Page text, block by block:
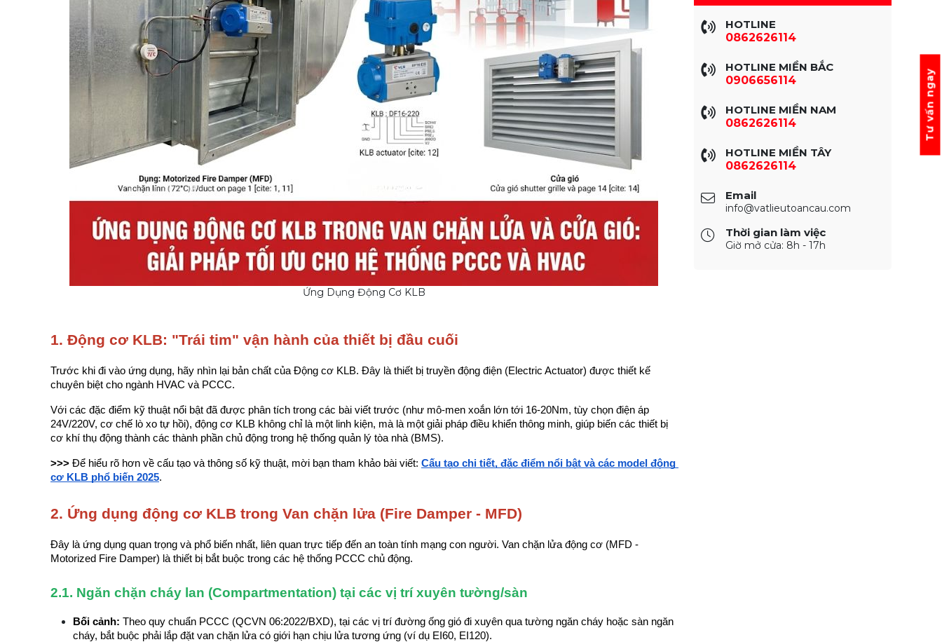
Ứng Dụng Động Cơ KLB
1. Động cơ KLB: "Trái tim" vận hành của thiết bị đầu cuối
Trước khi đi vào ứng dụng, hãy nhìn lại bản chất của Động cơ KLB. Đây là thiết bị truyền động điện (Electric Actuator) được thiết kế
chuyên biệt cho ngành HVAC và PCCC.
Với các đặc điểm kỹ thuật nổi bật đã được phân tích trong các bài viết trước (như mô-men xoắn lớn tới 16-20Nm, tùy chọn điện áp
24V/220V, cơ chế lò xo tự hồi), động cơ KLB không chỉ là một linh kiện, mà là một giải pháp điều khiển thông minh, giúp biến các thiết bị
cơ khí thụ động thành các thành phần chủ động trong hệ thống quản lý tòa nhà (BMS).
>>> Để hiểu rõ hơn về cấu tạo và thông số kỹ thuật, mời bạn tham khảo bài viết: Cấu tạo chi tiết, đặc điểm nổi bật và các model động
cơ KLB phổ biến 2025.
2. Ứng dụng động cơ KLB trong Van chặn lửa (Fire Damper - MFD)
Đây là ứng dụng quan trọng và phổ biến nhất, liên quan trực tiếp đến an toàn tính mạng con người. Van chặn lửa động cơ (MFD -
Motorized Fire Damper) là thiết bị bắt buộc trong các hệ thống PCCC chủ động.
2.1. Ngăn chặn cháy lan (Compartmentation) tại các vị trí xuyên tường/sàn
Bối cảnh: Theo quy chuẩn PCCC (QCVN 06:2022/BXD), tại các vị trí đường ống gió đi xuyên qua tường ngăn cháy hoặc sàn ngăn
cháy, bắt buộc phải lắp đặt van chặn lửa có giới hạn chịu lửa tương ứng (ví dụ EI60, EI120).
HOTLINE
0862626114
HOTLINE MIỀN BẮC
0906656114
HOTLINE MIỀN NAM
0862626114
HOTLINE MIỀN TÂY
0862626114
Email
info@vatlieutoancau.com
Thời gian làm việc
Giờ mở cửa: 8h - 17h
Tư vấn ngay